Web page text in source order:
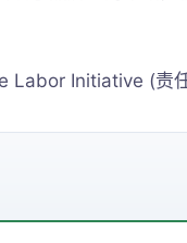
Labor Initiative (责